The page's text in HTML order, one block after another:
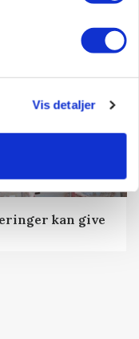
Vis detaljer
kan give